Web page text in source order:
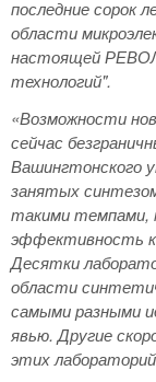
последние сорок
области
настоящей
технологий".
«Возможности
сейчас
Вашингтонского
занятых
такими темпами,
эффективность
Десятки
области
самыми разными
явью. Другие
этих